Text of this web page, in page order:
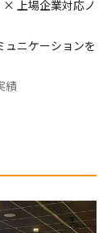
× 上場企業対応ノ
ュニケーションを
績